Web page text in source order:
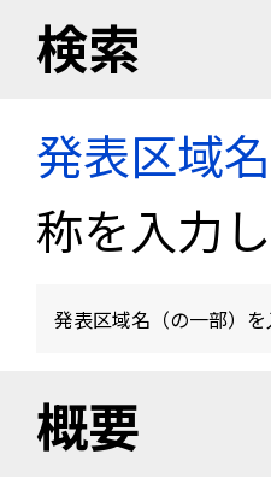
検索
発表区域
称を入力
発表区域名（の一部）を
概要